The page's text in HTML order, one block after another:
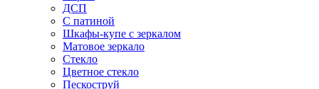
ДСП
С патиной
Шкафы-купе с зеркалом
Матовое зеркало
Стекло
Цветное стекло
Пескоструй